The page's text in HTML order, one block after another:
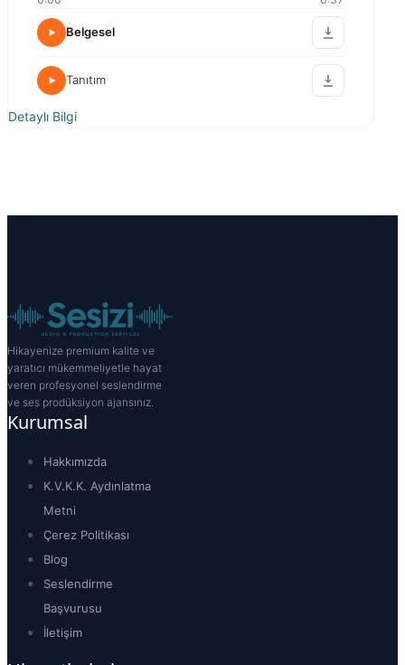
Belgesel
Tanıtım
Detaylı Bilgi
Hikayenize premium kalite ve
yaratıcı mükemmeliyetle hayat
veren profesyonel seslendirme
ve ses prodüksiyon ajansınız.
Kurumsal
Hakkımızda
K.V.K.K. Aydınlatma
Metni
Çerez Politikası
Blog
Seslendirme
Başvurusu
İletişim